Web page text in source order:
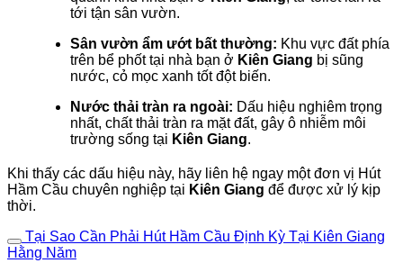
tới tận sân vườn.
Sân vườn ẩm ướt bất thường: Khu vực đất phía
trên bể phốt tại nhà bạn ở Kiên Giang bị sũng
nước, cỏ mọc xanh tốt đột biến.
Nước thải tràn ra ngoài: Dấu hiệu nghiêm trọng
nhất, chất thải tràn ra mặt đất, gây ô nhiễm môi
trường sống tại Kiên Giang.
Khi thấy các dấu hiệu này, hãy liên hệ ngay một đơn vị Hút
Hầm Cầu chuyên nghiệp tại Kiên Giang để được xử lý kịp
thời.
Tại Sao Cần Phải Hút Hầm Cầu Định Kỳ Tại Kiên Giang
Hằng Năm